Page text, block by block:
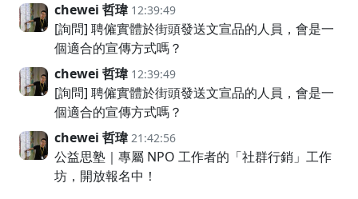
chewei 哲瑋 12:39:49
[詢問] 聘僱實體於街頭發送文宣品的人員，會是一
個適合的宣傳方式嗎？
chewei 哲瑋 12:39:49
[詢問] 聘僱實體於街頭發送文宣品的人員，會是一
個適合的宣傳方式嗎？
chewei 哲瑋 21:42:56
公益思塾｜專屬 NPO 工作者的「社群行銷」工作
坊，開放報名中！